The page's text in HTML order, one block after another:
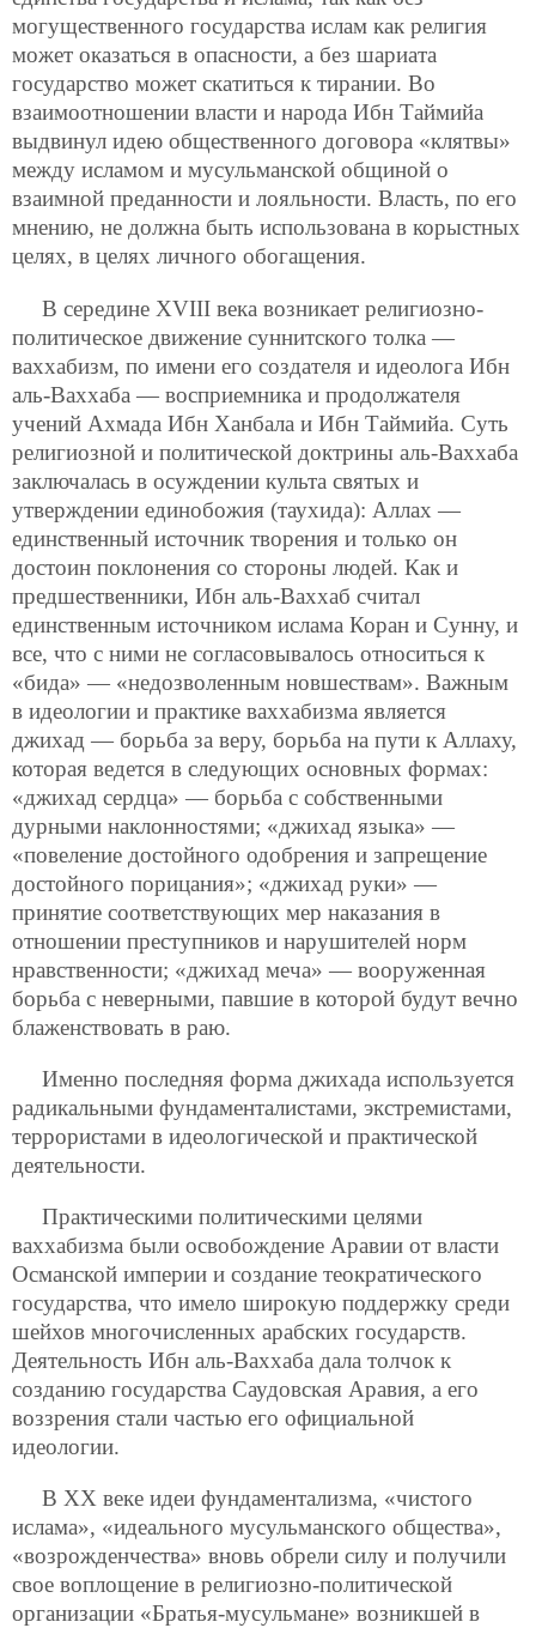
могущественного государства ислам как религия
может оказаться в опасности, а без шариата
государство может скатиться к тирании. Во
взаимоотношении власти и народа Ибн Таймийа
выдвинул идею общественного договора «клятвы»
между исламом и мусульманской общиной о
взаимной преданности и лояльности. Власть, по его
мнению, не должна быть использована в корыстных
целях, в целях личного обогащения.
В середине XVIII века возникает религиозно-
политическое движение суннитского толка —
ваххабизм, по имени его создателя и идеолога Ибн
аль-Ваххаба — восприемника и продолжателя
учений Ахмада Ибн Ханбала и Ибн Таймийа. Суть
религиозной и политической доктрины аль-Ваххаба
заключалась в осуждении культа святых и
утверждении единобожия (таухида): Аллах —
единственный источник творения и только он
достоин поклонения со стороны людей. Как и
предшественники, Ибн аль-Ваххаб считал
единственным источником ислама Коран и Сунну, и
все, что с ними не согласовывалось относиться к
«бида» — «недозволенным новшествам». Важным
в идеологии и практике ваххабизма является
джихад — борьба за веру, борьба на пути к Аллаху,
которая ведется в следующих основных формах:
«джихад сердца» — борьба с собственными
дурными наклонностями; «джихад языка» —
«повеление достойного одобрения и запрещение
достойного порицания»; «джихад руки» —
принятие соответствующих мер наказания в
отношении преступников и нарушителей норм
нравственности; «джихад меча» — вооруженная
борьба с неверными, павшие в которой будут вечно
блаженствовать в раю.
Именно последняя форма джихада используется
радикальными фундаменталистами, экстремистами,
террористами в идеологической и практической
деятельности.
Практическими политическими целями
ваххабизма были освобождение Аравии от власти
Османской империи и создание теократического
государства, что имело широкую поддержку среди
шейхов многочисленных арабских государств.
Деятельность Ибн аль-Ваххаба дала толчок к
созданию государства Саудовская Аравия, а его
воззрения стали частью его официальной
идеологии.
В XX веке идеи фундаментализма, «чистого
ислама», «идеального мусульманского общества»,
«возрожденчества» вновь обрели силу и получили
свое воплощение в религиозно-политической
организации «Братья-мусульмане» возникшей в